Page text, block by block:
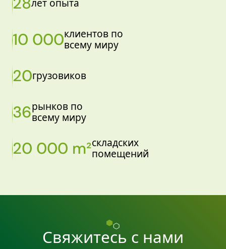
лет опыта
10 000клиентов по
всему миру
20грузовиков
36рынков по
всему миру
20 000 m²складских
помещений
Свяжитесь с нами